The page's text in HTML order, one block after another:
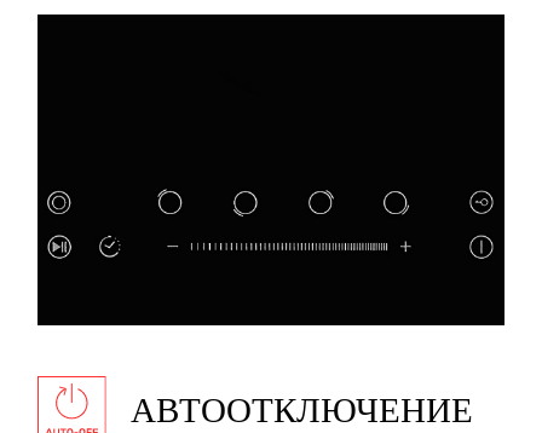
АВТООТКЛЮЧЕНИЕ